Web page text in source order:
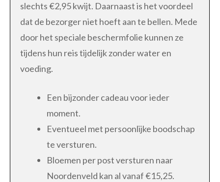
slechts €2,95 kwijt. Daarnaast is het voordeel
dat de bezorger niet hoeft aan te bellen. Mede
door het speciale beschermfolie kunnen ze
tijdens hun reis tijdelijk zonder water en
voeding.
Een bijzonder cadeau voor ieder
moment.
Eventueel met persoonlijke boodschap
te versturen.
Bloemen per post versturen naar
Noordenveld kan al vanaf €15,25.